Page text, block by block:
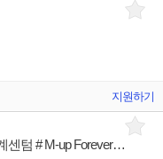
지원하기
# LVMH 메이크업포에버 # 롯데부산/ 신세계센텀 # M-up Forever 브랜드 뷰티아티스트